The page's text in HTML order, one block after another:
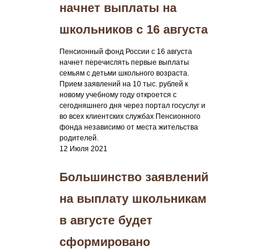
начнет выплаты на
школьников с 16 августа
Пенсионный фонд России с 16 августа
начнет перечислять первые выплаты
семьям с детьми школьного возраста.
Прием заявлений на 10 тыс. рублей к
новому учебному году откроется с
сегодняшнего дня через портал госуслуг и
во всех клиентских службах Пенсионного
фонда независимо от места жительства
родителей.
12 Июля 2021
Большинство заявлений
на выплату школьникам
в августе будет
сформировано